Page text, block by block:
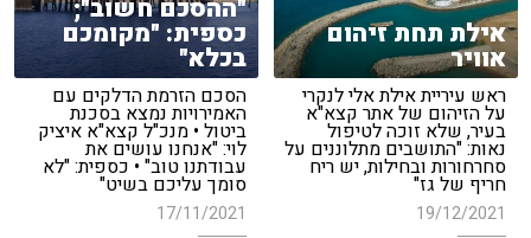
אילת תחת זיהום
אוויר
ראש עיריית אילת אלי לנקרי
על הזיהום של אתר קצא"א
בעיר, שלא זוכה לטיפול
נאות: "התושבים מתלוננים על
סחרחורות ובחילות, יש ריח
חריף של גז"
19/12/2021
"ההסכם חשוב";
כספית: "מקומכם
בכלא"
הסכם הזרמת הדלקים עם
האמירויות נמצא בסכנת
ביטול • מנכ"ל קצא"א איציק
לוי: "אנחנו עושים את
עבודתנו טוב" • כספית: "לא
סומך עליכם בשיט"
17/11/2021